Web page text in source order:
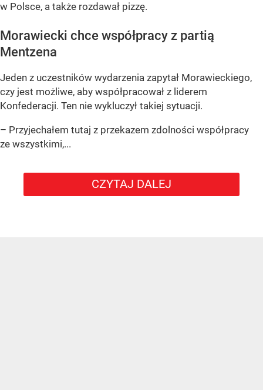
w Polsce, a także rozdawał pizzę.
Morawiecki chce współpracy z partią
Mentzena
Jeden z uczestników wydarzenia zapytał Morawieckiego,
czy jest możliwe, aby współpracował z liderem
Konfederacji. Ten nie wykluczył takiej sytuacji.
– Przyjechałem tutaj z przekazem zdolności współpracy
ze wszystkimi,...
CZYTAJ DALEJ